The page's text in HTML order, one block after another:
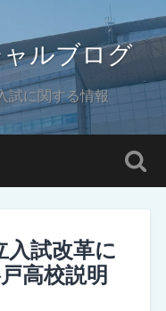
ルブログ
試に関する情報
入試改革に
高校説明